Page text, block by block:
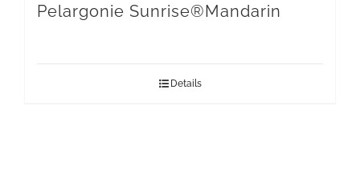
Pelargonie Sunrise®Mandarin
Details